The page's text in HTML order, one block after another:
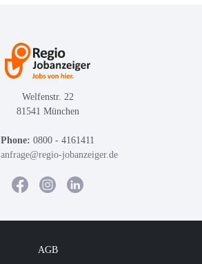
Welfenstr. 22
81541 München
Phone: 0800 - 4161411
anfrage@regio-jobanzeiger.de
AGB